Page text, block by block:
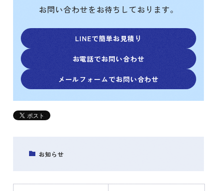
お問い合わせをお待ちしております。
LINEで簡単お見積り
お電話でお問い合わせ
メールフォームでお問い合わせ
お知らせ